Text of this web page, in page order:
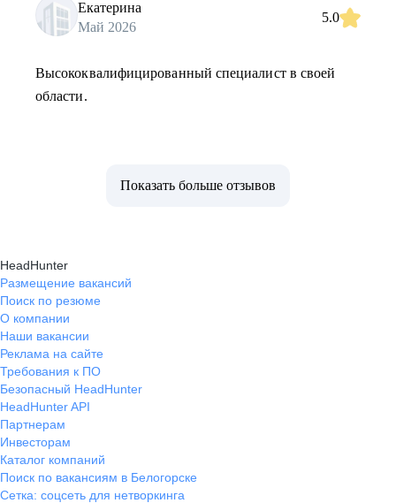
Екатерина
Май 2026
5.0
Высококвалифицированный специалист в своей
области.
Показать больше отзывов
HeadHunter
Размещение вакансий
Поиск по резюме
О компании
Наши вакансии
Реклама на сайте
Требования к ПО
Безопасный HeadHunter
HeadHunter API
Партнерам
Инвесторам
Каталог компаний
Поиск по вакансиям в Белогорске
Сетка: соцсеть для нетворкинга